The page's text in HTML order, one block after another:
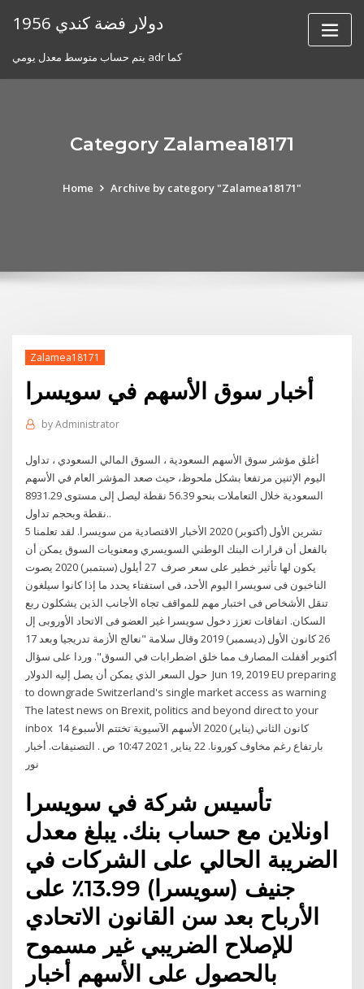
1956 دولار فضة كندي
يتم حساب متوسط ​​معدل يومي adr كما
Category Zalamea18171
Home Archive by category "Zalamea18171"
Zalamea18171
أخبار سوق الأسهم في سويسرا
byAdministrator
أغلق مؤشر سوق الأسهم السعودية ، السوق المالي السعودي ، تداول
اليوم الإثنين مرتفعا بشكل ملحوظ، حيث صعد المؤشر العام في الأسهم
السعودية خلال التعاملات بنحو 56.39 نقطة ليصل إلى مستوى 8931.29
نقطة وبحجم تداول..
5 تشرين الأول (أكتوبر) 2020 الأخبار الاقتصادية من سويسرا. لقد تعلمنا
بالفعل أن قرارات البنك الوطني السويسري ومعنويات السوق يمكن أن
يكون لها تأثير خطير على سعر صرف 27 أيلول (سبتمبر) 2020 يصوت
الناخبون فى سويسرا اليوم الأحد، فى استفتاء يحدد ما إذا كانوا سيلغون
تنقل الأشخاص فى اختبار مهم للمواقف تجاه الأجانب الذين يشكلون ربع
السكان. اتفاقات تعزز دخول سويسرا غير العضو فى الاتحاد الأوروبى إل
26 كانون الأول (ديسمبر) 2019 وقال سلامة "نعالج الأزمة تدريجيا وبعد 17
أكتوبر أقفلت المصارف مما خلق اضطرابات في السوق". وردا على سؤال
حول السعر الذي يمكن أن يصل إليه الدولار Jun 19, 2019 EU preparing
to downgrade Switzerland's single market access as warning
The latest news on Brexit, politics and beyond direct to your
inbox 14 كانون الثاني (يناير) 2020 الأسهم الآسيوية تختتم الأسبوع
بارتفاع رغم مخاوف كورونا. 22 يناير, 2021 10:47 ص . التصنيفات. أخبار
تأسيس شركة في سويسرا
اونلاين مع حساب بنك. يبلغ معدل
الضريبة الحالي على الشركات في
جنيف (سويسرا) 13.99٪ على
الأرباح بعد سن القانون الاتحادي
للإصلاح الضريبي غير مسموح
بالحصول على الأسهم أخبار